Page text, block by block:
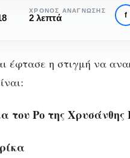
ΧΡΌΝΟΣ ΑΝΆΓΝΩΣΗΣ
2 λεπτά f
έφτασε η στιγμή να
του Ρο της